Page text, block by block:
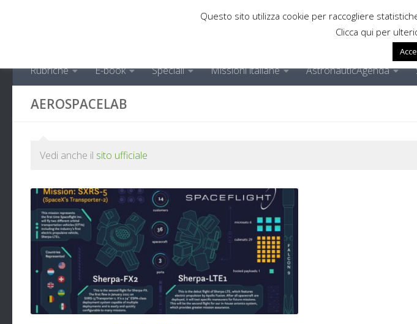
Rubriche E-book Speciali Missioni italiane AstronauticAgenda
AEROSPACELAB
Vedi anche il sito ufficiale
Questo sito utilizza cookie per raccogliere
Clicca qui per